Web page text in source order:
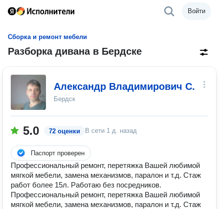
Войти
Сборка и ремонт мебели
Разборка дивана в Бердске
Александр Владимирович С.
Бердск
5.0 72 оценки В сети 1 д. назад
Паспорт проверен
Профессиональный ремонт, перетяжка Вашей любимой
мягкой мебели, замена механизмов, паралон и т.д. Стаж
работ более 15л. Работаю без посредников.
Профессиональный ремонт, перетяжка Вашей любимой
мягкой мебели, замена механизмов, паралон и т.д. Стаж